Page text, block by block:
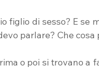
figlio di sesso? E se
parlare? Che cosa
o poi si trovano a